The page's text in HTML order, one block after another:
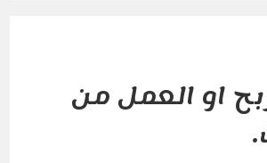
او العمل من